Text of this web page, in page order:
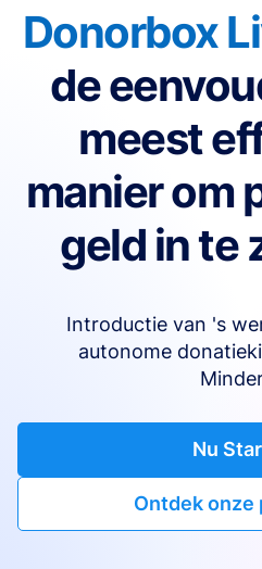
Donorbox
de
meest
manier om
geld in te
Introductie van 's
autonome
Nu
Ontdek onze